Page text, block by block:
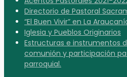
Directorio de Pastoral
“El Buen Vivir” en La
Iglesia y Pueblos Originarios
Estructuras e instrumentos
comunión y participación
parroquial.